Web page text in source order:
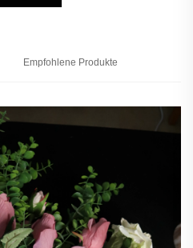
Empfohlene Produkte